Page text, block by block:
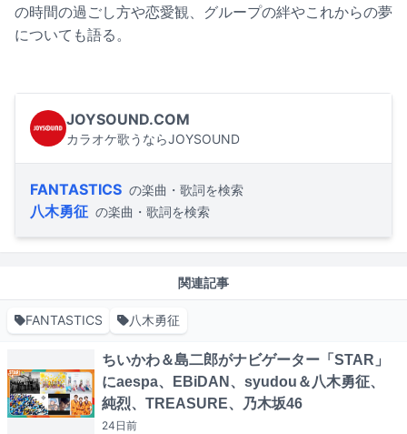
の時間の過ごし方や恋愛観、グループの絆やこれからの夢
についても語る。
JOYSOUND.COM
カラオケ歌うならJOYSOUND
FANTASTICS の楽曲・歌詞を検索
八木勇征 の楽曲・歌詞を検索
関連記事
FANTASTICS 八木勇征
ちいかわ＆島二郎がナビゲーター「STAR」
にaespa、EBiDAN、syudou＆八木勇征、
純烈、TREASURE、乃木坂46
24日前